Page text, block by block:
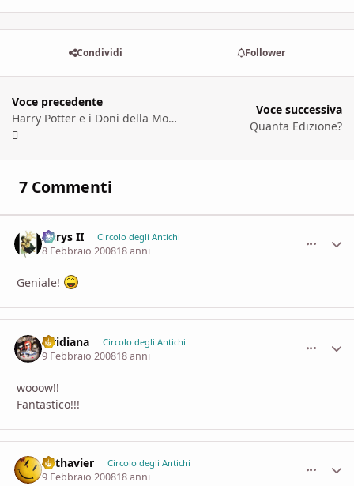
Condividi Follower
Voce precedente
Harry Potter e i Doni della Morte - CONTIENE SPOILER
Voce successiva
Quanta Edizione?
7 Commenti
Aerys II Circolo degli Antichi
8 Febbraio 200818 anni
Geniale!
viridiana Circolo degli Antichi
9 Febbraio 200818 anni
wooow!!
Fantastico!!!
Lothavier Circolo degli Antichi
9 Febbraio 200818 anni